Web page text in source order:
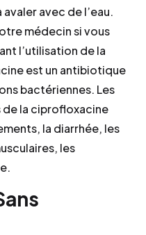
avec de l’eau.
médecin si vous
l’utilisation de la
est un antibiotique
bactériennes. Les
la ciprofloxacine
la diarrhée, les
les